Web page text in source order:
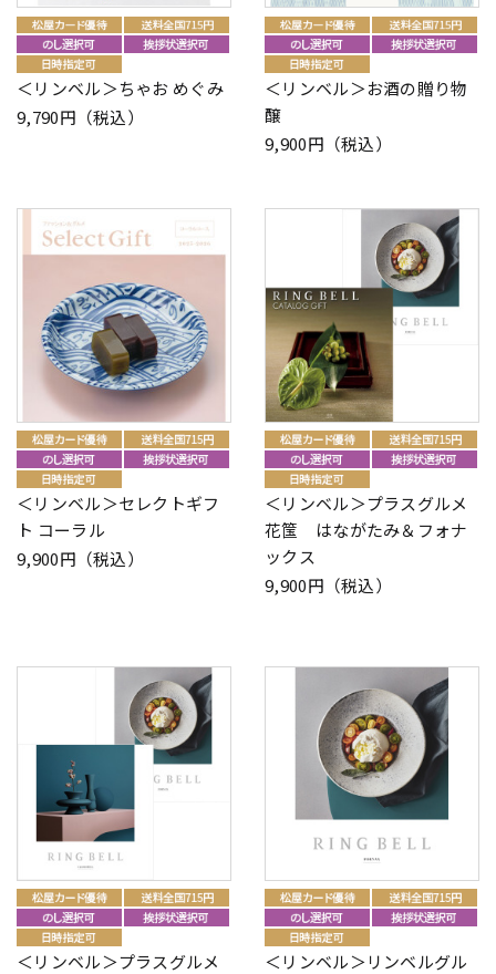
＜リンベル＞ちゃお めぐみ
9,790円（税込）
＜リンベル＞お酒の贈り物
醸
9,900円（税込）
＜リンベル＞セレクトギフ
ト コーラル
9,900円（税込）
＜リンベル＞プラスグルメ
花筺 はながたみ＆フォナ
ックス
9,900円（税込）
＜リンベル＞プラスグルメ
＜リンベル＞リンベルグル